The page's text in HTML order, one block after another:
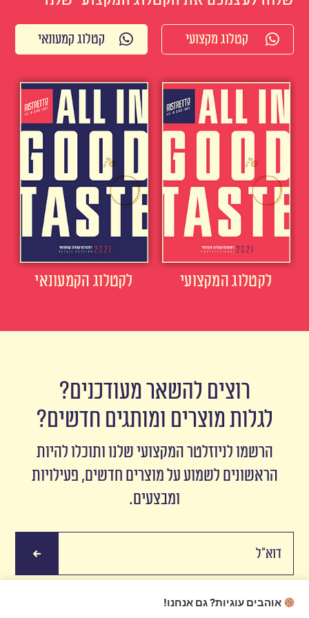
קטלוג מקצועי קטלוג קמעונאי
לקטלוג הקמעונאי לקטלוג המקצועי
רוצים להשאר מעודכנים?
לגלות מוצרים ומותגים חדשים?
הרשמו לניוזלטר המקצועי שלנו ותוכלו להיות
הראשונים לשמוע על מוצרים חדשים, פעילויות
ומבצעים.
אוהבים עוגיות? גם אנחנו!